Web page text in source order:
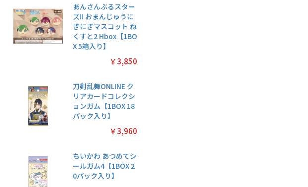
あんさんぶるスター
ズ!! おまんじゅうに
ぎにぎマスコット ね
くすと2 Hbox【1BO
X 5箱入り】
￥3,850
刀剣乱舞ONLINE ク
リアカードコレクシ
ョンガム【1BOX 18
パック入り】
￥3,960
ちいかわ あつめてシ
ールガム4【1BOX 2
0パック入り】